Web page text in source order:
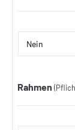
Rahmen